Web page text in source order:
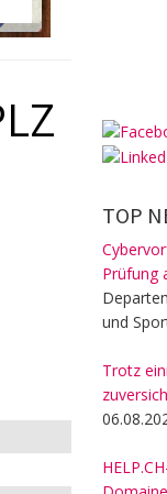
TOP
Prüfung
und
Trotz